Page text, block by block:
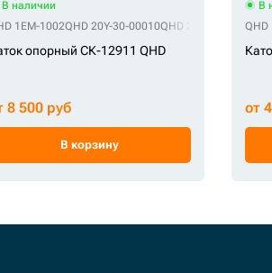
В наличии
1EM-1002QHD 20Y-30-00010QHD 20Y-30-00011
опорный СК-12911 QHD
8 500 руб
В корзину
В
QHD
от